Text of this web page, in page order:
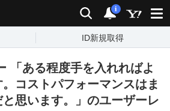
検索 通知
i
ID新規取得
「ある程度手を入れればよ
コストパフォーマンスはま
思います。」のユーザーレ